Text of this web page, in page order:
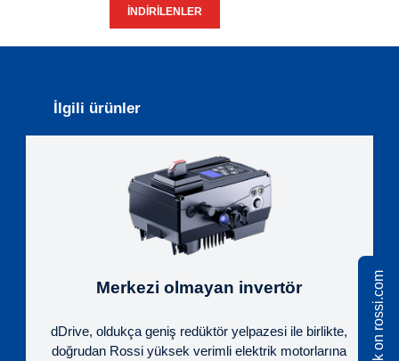
İNDIRILENLER
İlgili ürünler
Merkezi olmayan invertör
dDrive, oldukça geniş redüktör yelpazesi ile birlikte,
doğrudan Rossi yüksek verimli elektrik motorlarına